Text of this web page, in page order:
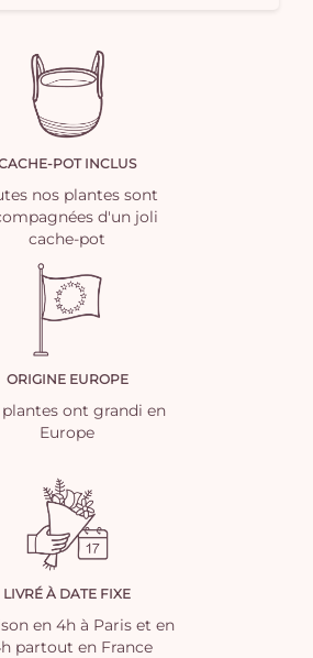
POT INCLUS
nos plantes sont
d'un joli
cache-pot
ORIGINE EUROPE
plantes ont grandi en
Europe
LIVRÉ À DATE FIXE
en 4h à Paris et en
partout en France